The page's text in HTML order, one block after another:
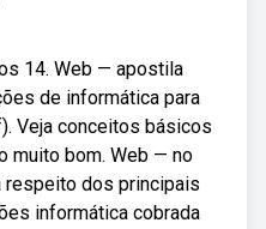
14. Web — apostila
de informática para
Veja conceitos básicos
muito bom. Web — no
respeito dos principais
informática cobrada